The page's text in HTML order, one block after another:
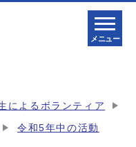
メニュー
によるボランティア
令和5年中の活動